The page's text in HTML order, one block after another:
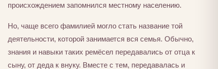
происхождением запомнился местному населению.
Но, чаще всего фамилией могло стать название той
деятельности, которой занимается вся семья. Обычно,
знания и навыки таких ремёсел передавались от отца к
сыну, от деда к внуку. Вместе с тем, передавалась и